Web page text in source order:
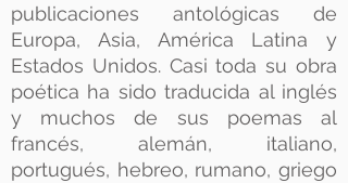
publicaciones antológicas de
Europa, Asia, América Latina y
Estados Unidos. Casi toda su obra
poética ha sido traducida al inglés
y muchos de sus poemas al
francés, alemán, italiano,
portugués, hebreo, rumano, griego